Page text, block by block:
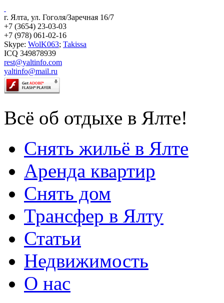
г. Ялта, ул. Гоголя/Заречная 16/7
+7 (3654) 23-03-03
+7 (978) 061-02-16
Skype: WolK063; Takissa
ICQ 349878939
rest@yaltinfo.com
yaltinfo@mail.ru
Всё об отдыхе в Ялте!
Снять жильё в Ялте
Аренда квартир
Снять дом
Трансфер в Ялту
Статьи
Недвижимость
О нас